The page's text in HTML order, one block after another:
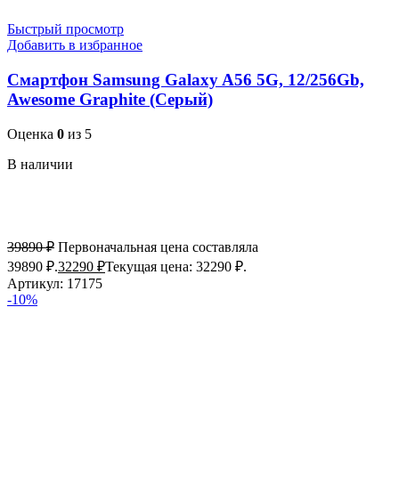
Быстрый просмотр
Добавить в избранное
Смартфон Samsung Galaxy A56 5G, 12/256Gb,
Awesome Graphite (Серый)
Оценка 0 из 5
В наличии
39890₽ Первоначальная цена составляла
39890 ₽.32290 ₽Текущая цена: 32290 ₽.
Артикул: 17175
-10%